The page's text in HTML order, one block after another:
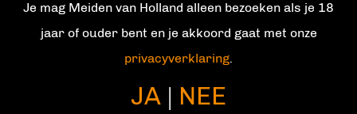
Je mag Meiden van Holland alleen bezoeken als je 18
jaar of ouder bent en je akkoord gaat met onze
privacyverklaring.
JA | NEE